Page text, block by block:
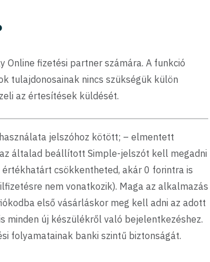
Online fizetési partner számára. A funkció
tulajdonosainak nincs szükségük külön
az értesítések küldését.
jelszóhoz kötött; – elmentett
általad beállított Simple-jelszót kell megadni
csökkentheted, akár 0 forintra is
nem vonatkozik). Maga az alkalmazás
első vásárláskor meg kell adni az adott
minden új készülékről való bejelentkezéshez.
folyamatainak banki szintű biztonságát.